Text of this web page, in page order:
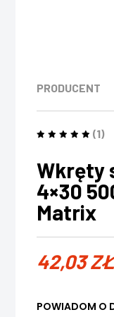
PRODUCENT
(1)
Wkręty
4×30
Matrix
42,03ZŁ
POWIADOM O